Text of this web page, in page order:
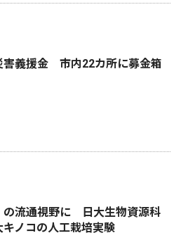
害義援金 市内22カ所に募金箱
の流通視野に 日大生物資源科
ノコの人工栽培実験